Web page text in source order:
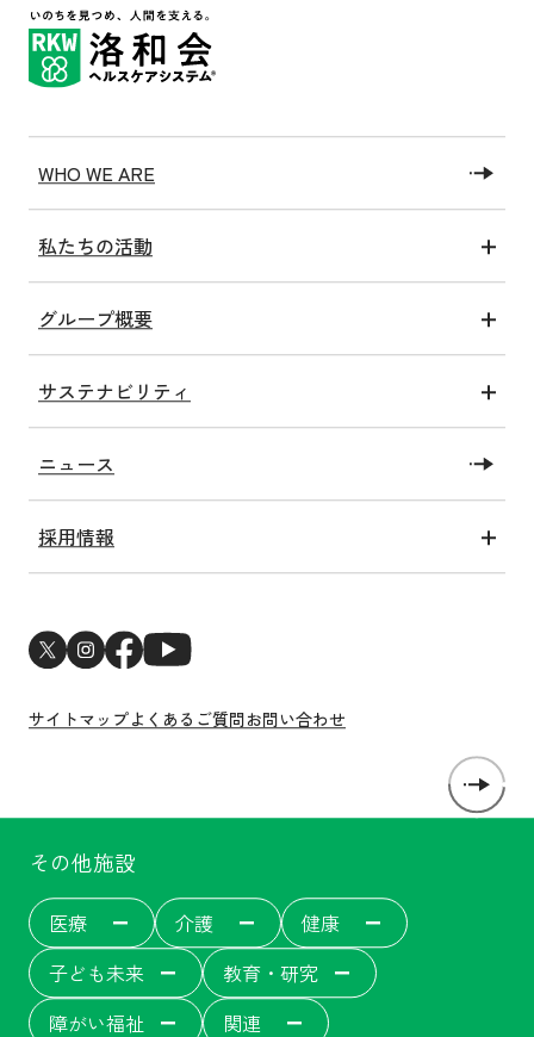
サイトマップよくあるご質問お問い合わせ
WHO WE ARE
私たちの活動
医療アクト
介護アクト
健康アクト
子ども未来アクト
障がい福祉アクト
グループ概要
グループ情報
沿革
私たちの施設
社会福祉法人洛和福祉会
サステナビリティ
トップコミットメント
SDGsへの取り組み
洛和会健康経営宣言
ESGへの取り組み
ニュース
採用情報
新卒採用
医師・研修医採用
その他施設
医療 介護
健康
子ども未来
教育・研究
障がい福祉
関連